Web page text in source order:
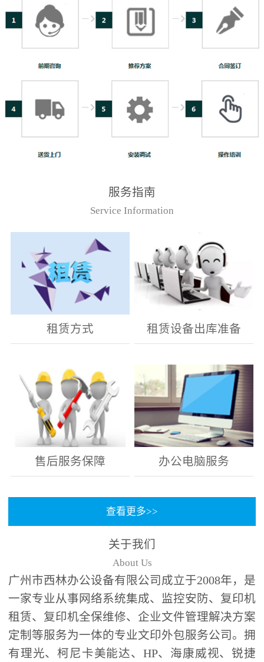
服务指南
Service Information
租赁方式 租赁设备出库准备
售后服务保障 办公电脑服务
查看更多>>
关于我们
About Us
广州市西林办公设备有限公司成立于2008年，是
一家专业从事网络系统集成、监控安防、复印机
租赁、复印机全保维修、企业文件管理解决方案
定制等服务为一体的专业文印外包服务公司。拥
有理光、柯尼卡美能达、HP、海康威视、锐捷